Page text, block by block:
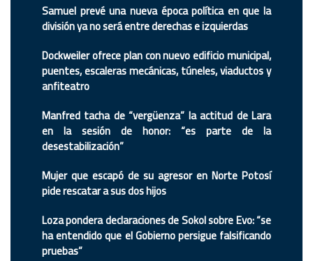
Samuel prevé una nueva época política en que la
división ya no será entre derechas e izquierdas
Dockweiler ofrece plan con nuevo edificio municipal,
puentes, escaleras mecánicas, túneles, viaductos y
anfiteatro
Manfred tacha de “vergüenza” la actitud de Lara
en la sesión de honor: “es parte de la
desestabilización”
Mujer que escapó de su agresor en Norte Potosí
pide rescatar a sus dos hijos
Loza pondera declaraciones de Sokol sobre Evo: “se
ha entendido que el Gobierno persigue falsificando
pruebas”